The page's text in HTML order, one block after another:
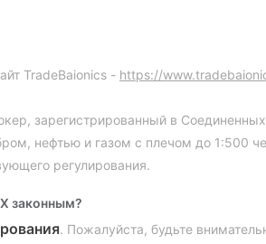
TradeBaionics - https://
зарегистрированный в
нефтью и газом с плечом до 1:500
регулирования.
законным?
. Пожалуйста, будьте